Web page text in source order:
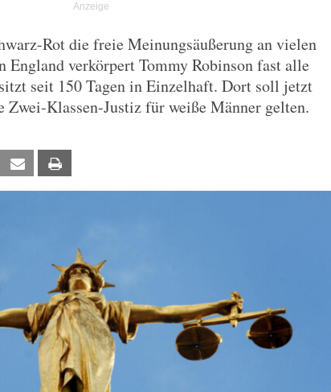
Rot die freie Meinungsäußerung an vielen
England verkörpert Tommy Robinson fast alle
seit 150 Tagen in Einzelhaft. Dort soll jetzt
Zwei-Klassen-Justiz für weiße Männer gelten.
Xing Email